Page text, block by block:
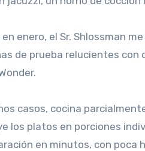
enero, el Sr. Shlossman
de prueba relucientes
casos, cocina
los platos en porciones
en minutos, con poca